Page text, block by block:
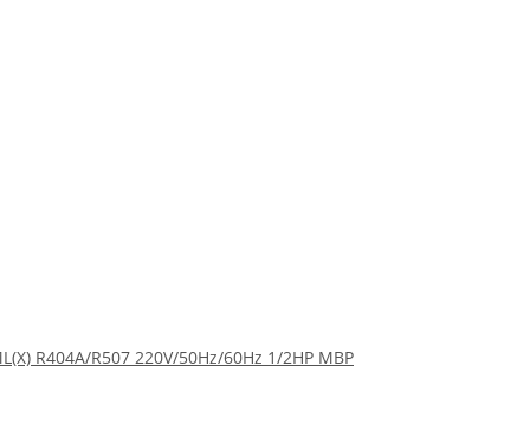
R404A/R507 220V/50Hz/60Hz 1/2HP MBP